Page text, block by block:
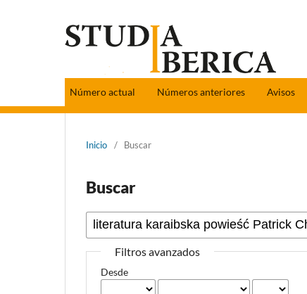
Número actual Números anteriores Avisos
Inicio / Buscar
Buscar
Filtros avanzados
Desde